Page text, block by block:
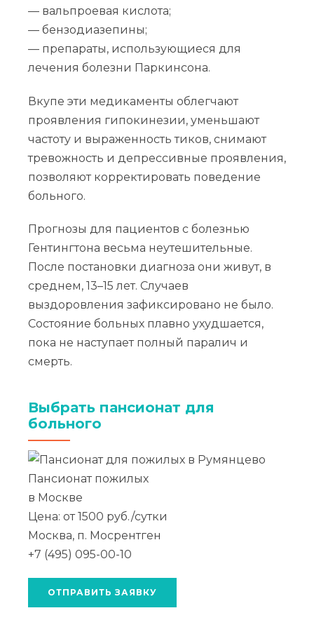
— вальпроевая кислота;
— бензодиазепины;
— препараты, использующиеся для
лечения болезни Паркинсона.
Вкупе эти медикаменты облегчают
проявления гипокинезии, уменьшают
частоту и выраженность тиков, снимают
тревожность и депрессивные проявления,
позволяют корректировать поведение
больного.
Прогнозы для пациентов с болезнью
Гентингтона весьма неутешительные.
После постановки диагноза они живут, в
среднем, 13–15 лет. Случаев
выздоровления зафиксировано не было.
Состояние больных плавно ухудшается,
пока не наступает полный паралич и
смерть.
Выбрать пансионат для
больного
Пансионат пожилых
в Москве
Цена: от 1500 руб./сутки
Москва, п. Мосрентген
+7 (495) 095-00-10
ОТПРАВИТЬ ЗАЯВКУ